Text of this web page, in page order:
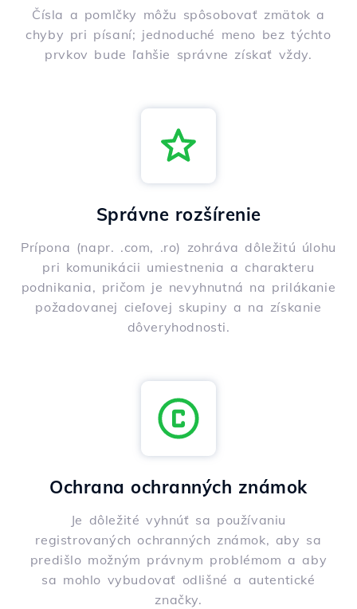
Čísla a pomlčky môžu spôsobovať zmätok a
chyby pri písaní; jednoduché meno bez týchto
prvkov bude ľahšie správne získať vždy.
Správne rozšírenie
Prípona (napr. .com, .ro) zohráva dôležitú úlohu
pri komunikácii umiestnenia a charakteru
podnikania, pričom je nevyhnutná na prilákanie
požadovanej cieľovej skupiny a na získanie
dôveryhodnosti.
Ochrana ochranných známok
Je dôležité vyhnúť sa používaniu
registrovaných ochranných známok, aby sa
predišlo možným právnym problémom a aby
sa mohlo vybudovať odlišné a autentické
značky.